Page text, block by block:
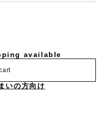
available
いの方向け